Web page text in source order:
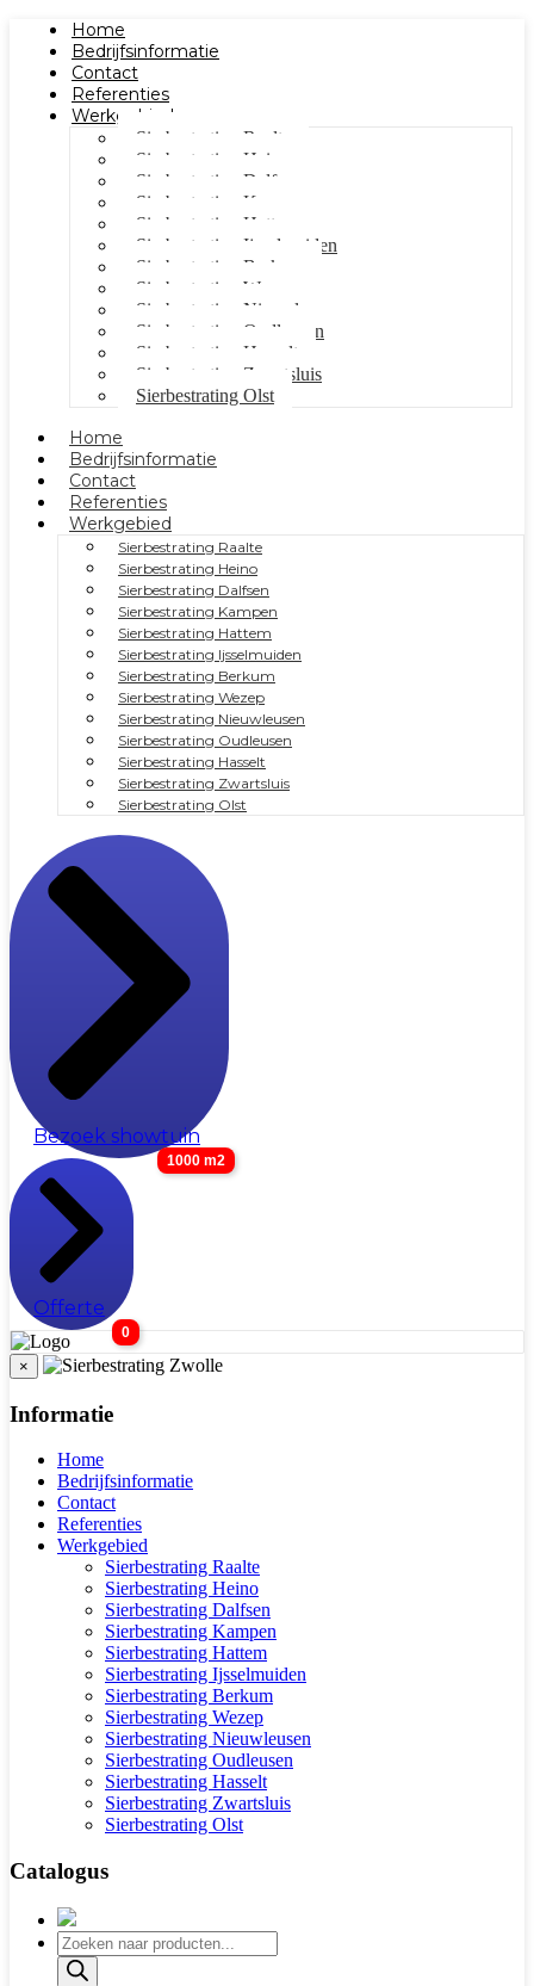
Home
Bedrijfsinformatie
Contact
Referenties
Werkgebied
Sierbestrating Raalte
Sierbestrating Heino
Sierbestrating Dalfsen
Sierbestrating Kampen
Sierbestrating Hattem
Sierbestrating Ijsselmuiden
Sierbestrating Berkum
Sierbestrating Wezep
Sierbestrating Nieuwleusen
Sierbestrating Oudleusen
Sierbestrating Hasselt
Sierbestrating Zwartsluis
Sierbestrating Olst
Home
Bedrijfsinformatie
Contact
Referenties
Werkgebied
Sierbestrating Raalte
Sierbestrating Heino
Sierbestrating Dalfsen
Sierbestrating Kampen
Sierbestrating Hattem
Sierbestrating Ijsselmuiden
Sierbestrating Berkum
Sierbestrating Wezep
Sierbestrating Nieuwleusen
Sierbestrating Oudleusen
Sierbestrating Hasselt
Sierbestrating Zwartsluis
Sierbestrating Olst
Bezoek showtuin
1000 m2
Offerte
0
×
Informatie
Home
Bedrijfsinformatie
Contact
Referenties
Werkgebied
Sierbestrating Raalte
Sierbestrating Heino
Sierbestrating Dalfsen
Sierbestrating Kampen
Sierbestrating Hattem
Sierbestrating Ijsselmuiden
Sierbestrating Berkum
Sierbestrating Wezep
Sierbestrating Nieuwleusen
Sierbestrating Oudleusen
Sierbestrating Hasselt
Sierbestrating Zwartsluis
Sierbestrating Olst
Catalogus
Producten
zoeken